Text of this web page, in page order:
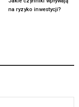
na ryzyko inwestycji?